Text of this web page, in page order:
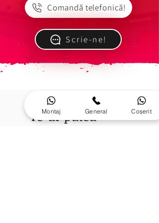
Comandă telefonică!
Scrie-ne!
Te-ar putea
Montaj General Coșerit